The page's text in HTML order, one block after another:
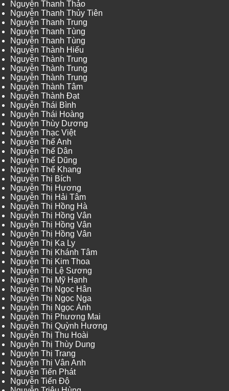
Nguyễn Thanh Thảo
Nguyễn Thanh Thủy Tiên
Nguyễn Thanh Trung
Nguyễn Thanh Tùng
Nguyễn Thanh Tùng
Nguyễn Thành Hiếu
Nguyễn Thành Trung
Nguyễn Thành Trung
Nguyễn Thành Trung
Nguyễn Thành Tâm
Nguyễn Thành Đạt
Nguyễn Thái Bình
Nguyễn Thái Hoàng
Nguyễn Thùy Dương
Nguyễn Thạc Việt
Nguyễn Thế Anh
Nguyễn Thế Dân
Nguyễn Thế Dũng
Nguyễn Thế Khang
Nguyễn Thị Bích
Nguyễn Thị Hương
Nguyễn Thị Hải Tâm
Nguyễn Thị Hồng Hà
Nguyễn Thị Hồng Vân
Nguyễn Thị Hồng Vân
Nguyễn Thị Hồng Vân
Nguyễn Thị Ka Ly
Nguyễn Thị Khánh Tâm
Nguyễn Thị Kim Thoa
Nguyễn Thị Lệ Sương
Nguyễn Thị Mỹ Hạnh
Nguyễn Thị Ngọc Hân
Nguyễn Thị Ngọc Nga
Nguyễn Thị Ngọc Ánh
Nguyễn Thị Phương Mai
Nguyễn Thị Quỳnh Hương
Nguyễn Thị Thu Hoài
Nguyễn Thị Thùy Dung
Nguyễn Thị Trang
Nguyễn Thị Vân Anh
Nguyễn Tiến Phát
Nguyễn Tiến Độ